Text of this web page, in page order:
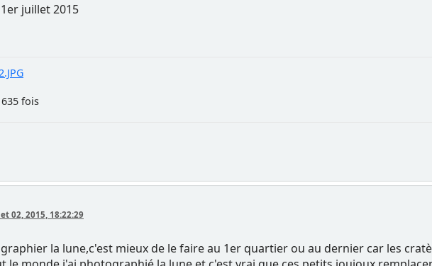
juillet 2015
fois
02, 2015, 18:22:29
la lune,c'est mieux de le faire au 1er quartier ou au dernier car les